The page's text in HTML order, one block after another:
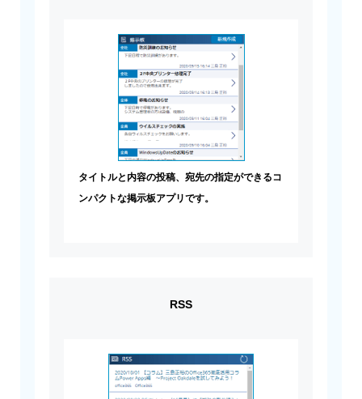
タイトルと内容の投稿、宛先の指定ができるコ
ンパクトな掲示板アプリです。
RSS